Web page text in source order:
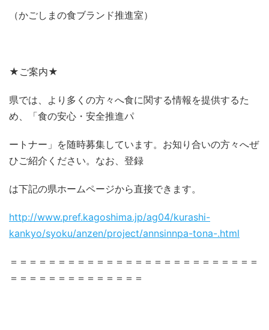
（かごしまの食ブランド推進室）
★ご案内★
県では、より多くの方々へ食に関する情報を提供するた
め、「食の安心・安全推進パ
ートナー」を随時募集しています。お知り合いの方々へぜ
ひご紹介ください。なお、登録
は下記の県ホームページから直接できます。
http://www.pref.kagoshima.jp/ag04/kurashi-
kankyo/syoku/anzen/project/annsinnpa-tona-.html
＝＝＝＝＝＝＝＝＝＝＝＝＝＝＝＝＝＝＝＝＝＝＝＝＝＝
＝＝＝＝＝＝＝＝＝＝＝＝＝＝